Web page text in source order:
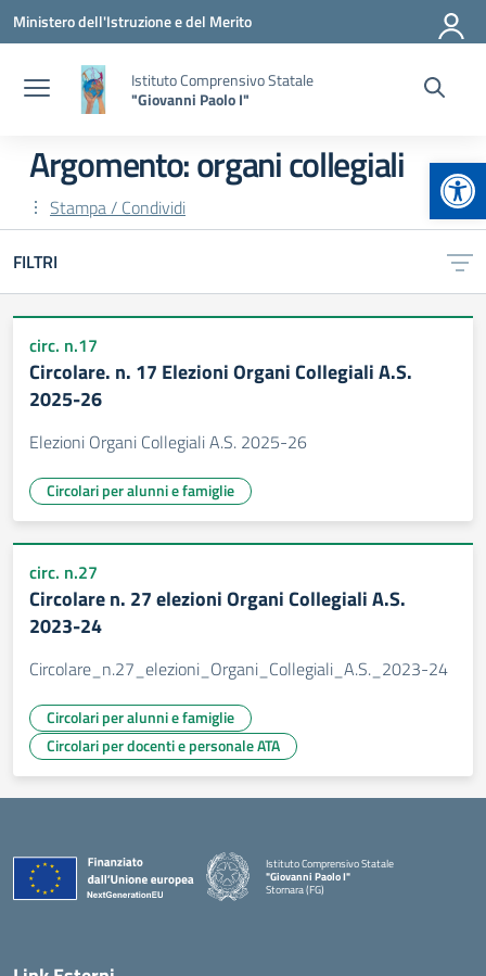
Vai ai contenuti
Vai al menu di navigazione
Vai al footer
Ministero dell'Istruzione e del Merito
Istituto Comprensivo Statale
"Giovanni Paolo I"
Argomento: organi collegiali
Stampa / Condividi
FILTRI
circ. n.17
Circolare. n. 17 Elezioni Organi Collegiali A.S.
2025-26
Elezioni Organi Collegiali A.S. 2025-26
Circolari per alunni e famiglie
circ. n.27
Circolare n. 27 elezioni Organi Collegiali A.S.
2023-24
Circolare_n.27_elezioni_Organi_Collegiali_A.S._2023-24
Circolari per alunni e famiglie
Circolari per docenti e personale ATA
Istituto Comprensivo Statale
"Giovanni Paolo I"
Stornara (FG)